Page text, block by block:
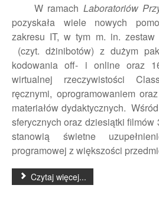
W ramach Laboratoriów
pozyskała wiele nowych
zakresu IT, w tym m. in. zestaw
(czyt. dżinibotów) z dużym
kodowania off- i online oraz
wirtualnej rzeczywistości
ręcznymi, oprogramowaniem
materiałów dydaktycznych.
sferycznych oraz dziesiątki filmów
stanowią świetne
programowej z większości
Czytaj więcej...